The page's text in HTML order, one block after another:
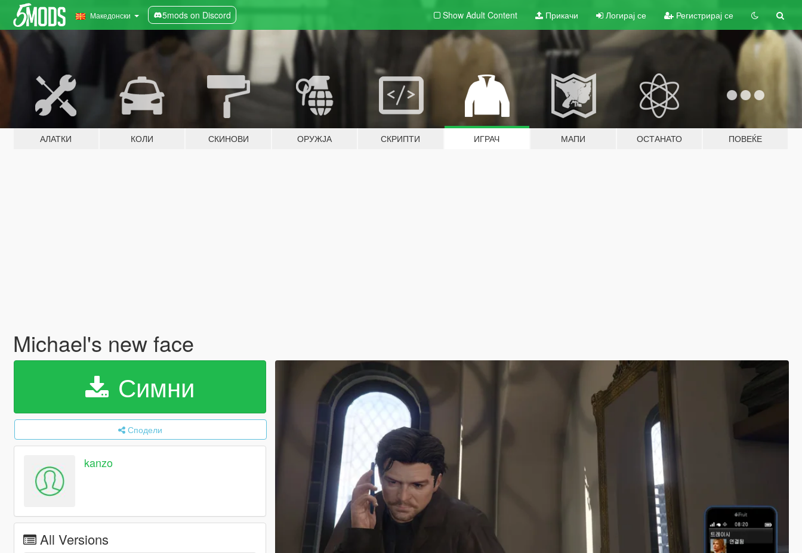
Македонски 5mods on Discord Show Adult Content Прикачи Логирај се Регистрирај се
АЛАТКИ КОЛИ СКИНОВИ ОРУЖЈА СКРИПТИ ИГРАЧ МАПИ ОСТАНАТО ПОВЕЌЕ
Michael's new face
Симни
Сподели
kanzo
All Versions